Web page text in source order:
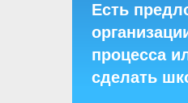
Есть
процесса
сделать